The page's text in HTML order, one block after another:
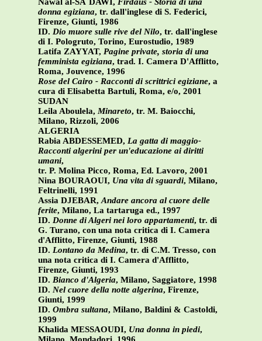
Nawal al-SA`DAWI, Firdaus - Storia di una
donna egiziana, tr. dall'inglese di S. Federici,
Firenze, Giunti, 1986
ID. Dio muore sulle rive del Nilo, tr. dall'inglese
di I. Pologruto, Torino, Eurostudio, 1989
Latifa ZAYYAT, Pagine private, storia di una
femminista egiziana, trad. I. Camera D'Afflitto,
Roma, Jouvence, 1996
Rose del Cairo - Racconti di scrittrici egiziane, a
cura di Elisabetta Bartuli, Roma, e/o, 2001
SUDAN
Leila Aboulela, Minareto, tr. M. Baiocchi,
Milano, Rizzoli, 2006
ALGERIA
Rabia ABDESSEMED, La gatta di maggio-
Racconti algerini per un'educazione ai diritti
umani,
tr. P. Molina Picco, Roma, Ed. Lavoro, 2001
Nina BOURAOUI, Una vita di sguardi, Milano,
Feltrinelli, 1991
Assia DJEBAR,Andare ancora al cuore delle
ferite, Milano, La tartaruga ed., 1997
ID. Donne di Algeri nei loro appartamenti, tr. di
G. Turano, con una nota critica di I. Camera
d'Afflitto, Firenze, Giunti, 1988
ID. Lontano da Medina, tr. di C.M. Tresso, con
una nota critica di I. Camera d'Afflitto,
Firenze, Giunti, 1993
ID. Bianco d'Algeria, Milano, Saggiatore, 1998
ID. Nel cuore della notte algerina, Firenze,
Giunti, 1999
ID. Ombra sultana, Milano, Baldini & Castoldi,
1999
Khalida MESSAOUDI, Una donna in piedi,